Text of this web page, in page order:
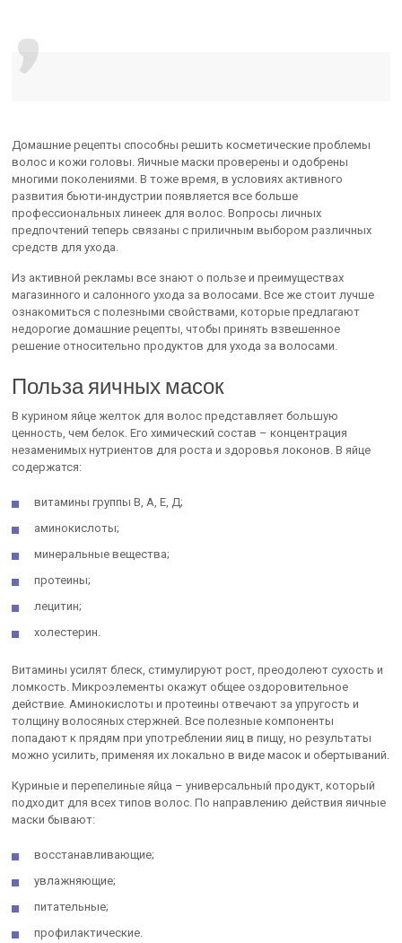
Домашние рецепты способны решить косметические проблемы
волос и кожи головы. Яичные маски проверены и одобрены
многими поколениями. В тоже время, в условиях активного
развития бьюти-индустрии появляется все больше
профессиональных линеек для волос. Вопросы личных
предпочтений теперь связаны с приличным выбором различных
средств для ухода.
Из активной рекламы все знают о пользе и преимуществах
магазинного и салонного ухода за волосами. Все же стоит лучше
ознакомиться с полезными свойствами, которые предлагают
недорогие домашние рецепты, чтобы принять взвешенное
решение относительно продуктов для ухода за волосами.
Польза яичных масок
В курином яйце желток для волос представляет большую
ценность, чем белок. Его химический состав – концентрация
незаменимых нутриентов для роста и здоровья локонов. В яйце
содержатся:
витамины группы В, А, Е, Д;
аминокислоты;
минеральные вещества;
протеины;
лецитин;
холестерин.
Витамины усилят блеск, стимулируют рост, преодолеют сухость и
ломкость. Микроэлементы окажут общее оздоровительное
действие. Аминокислоты и протеины отвечают за упругость и
толщину волосяных стержней. Все полезные компоненты
попадают к прядям при употреблении яиц в пищу, но результаты
можно усилить, применяя их локально в виде масок и обертываний.
Куриные и перепелиные яйца – универсальный продукт, который
подходит для всех типов волос. По направлению действия яичные
маски бывают:
восстанавливающие;
увлажняющие;
питательные;
профилактические.